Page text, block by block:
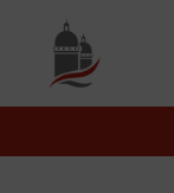
principal